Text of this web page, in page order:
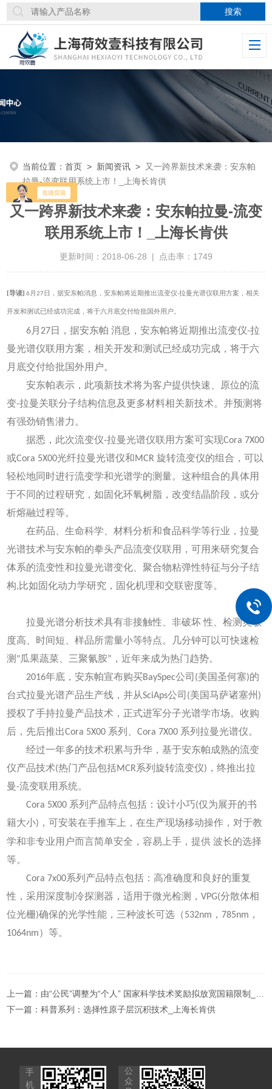
当前位置：首页 > 新闻资讯 > 又一跨界新技术来袭：安东帕
拉曼-流变联用系统上市！_上海长肯供
又一跨界新技术来袭：安东帕拉曼-流变
联用系统上市！_上海长肯供
更新时间：2018-06-28 | 点击率：1749
[导读] 6月27日，据安东帕消息，安东帕将近期推出流变仪-拉曼光谱仪联用方案，相关
开发和测试已经成功完成，将于六月底交付给批国外用户。
6月27日，据安东帕 消息，安东帕将近期推出流变仪-拉
曼光谱仪联用方案，相关开发和测试已经成功完成，将于六
月底交付给批国外用户。
安东帕表示，此项新技术将为客户提供快速、原位的流
变-拉曼关联分子结构信息及更多材料相关新技术。并预测将
有强劲销售潜力。
据悉，此次流变仪-拉曼光谱仪联用方案可实现Cora 7X00
或Cora 5X00光纤拉曼光谱仪和MCR 旋转流变仪的组合，可以
轻松地同时进行流变学和光谱学的测量。这种组合的具体用
于不同的过程研究，如固化环氧树脂，改变结晶阶段，或分
析熔融过程等。
在药品、生命科学、材料分析和食品科学等行业，拉曼
光谱技术与安东帕的拳头产品流变仪联用，可用来研究复合
体系的流变性和拉曼光谱变化、聚合物粘弹性特征与分子结
构,比如固化动力学研究，固化机理和交联密度等。
拉曼光谱分析技术具有非接触性、非破坏 性、检测灵敏
度高、时间短、样品所需量小等特点。几分钟可以可快速检
测"瓜果蔬菜、三聚氰胺”，近年来成为热门趋势。
2016年底，安东帕宣布购买BaySpec公司(美国圣何塞)的
台式拉曼光谱产品生产线，并从SciAps公司(美国马萨诸塞州)
授权了手持拉曼产品技术，正式进军分子光谱学市场。收购
后，先后推出Cora 5X00 系列、Cora 7X00 系列拉曼光谱仪。
经过一年多的技术积累与升华，基于安东帕成熟的流变
仪产品技术(热门产品包括MCR系列旋转流变仪)，终推出拉
曼-流变联用系统。
Cora 5X00 系列产品特点包括：设计小巧(仅为展开的书
籍大小)，可安装在手推车上，在生产现场移动操作，对于教
学和非专业用户而言简单安全，容易上手，提供 波长的选择
等。
Cora 7x00系列产品特点包括：高准确度和良好的重复
性，采用深度制冷探测器，适用于微光检测，VPG(分散体相
位光栅)确保的光学性能，三种波长可选（532nm，785nm，
1064nm）等。
上一篇： 由“公民”调整为“个人” 国家科学技术奖励拟放宽国籍限制_上海长肯供
下一篇：科普系列：选择性原子层沉积技术_上海长肯供
手
机
公
众